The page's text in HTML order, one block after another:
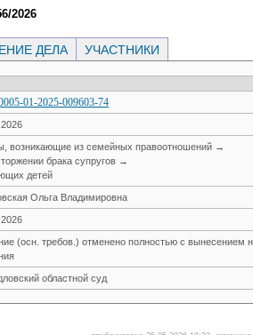
2026
ДЕЛА УЧАСТНИКИ
01-2025-009603-74
возникающие из семейных правоотношений →
брака супругов →
детей
Ольга Владимировна
(осн. требов.) отменено полностью с вынесением
областной суд